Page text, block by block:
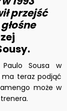
przejść
Paulo Sousa w
ma teraz podjąć
może w